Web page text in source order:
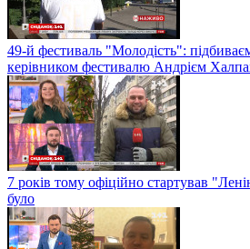
49-й фестиваль "Молодість":
керівником фестивалю Андрієм
7 років тому офіційно стартував
було